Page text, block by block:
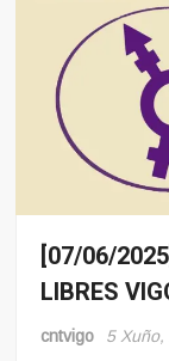
Eventos
[07/06/
LIBRES
cntvigo 5